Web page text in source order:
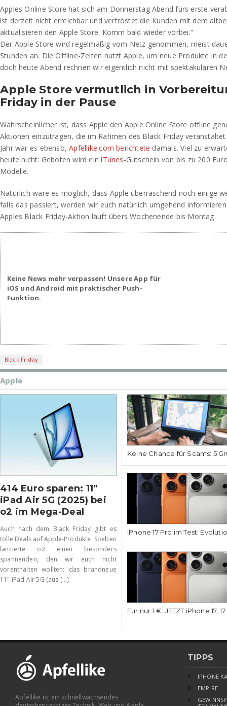
Apples Online Store hat sich am Donnerstag Abend fürs erste
ist derzeit nicht erreichbar und vertröstet die Kunden mit dem
aktualisieren den Apple Store. Komm bald wieder vorbei.“
Der Apple Store wird regelmäßig vom Netz genommen, meist
Stunden an. Die Offline-Zeiten nutzt Apple, um neue Produkte in
doch heute Abend rechnen wir eigentlich nicht mit spektakulären
Apple Store vermutlich in
Friday in der Pause
Wahrscheinlicher ist, dass Apple den Apple Online Store offline
Aktionen einzutragen, die im Rahmen des Black Friday
Jahr war es ebenso,Apfellike.com berichtete damals. Viel zu
heute nicht: Geboten wird einiTunes-Gutschein von bis zu 200
Modelle.
Natürlich wäre es möglich, dass Apple überraschend noch einige
falls das passiert, werden wir euch natürlich umgehend
Apples Black Friday-Aktion läuft übers Wochenende bis Montag.
Keine News mehr verpassen! Unsere App für
iOS und Android mit praktischer Push-
Funktion.
Black Friday
Apple
414 Euro sparen: 11″
iPad Air 5G (2025) bei
o2 im Mega-Deal
Auch nach dem Black Friday gibt es
tolle Deals auf Apple-Produkte. Soeben
lancierte o2 einen besonders
spannenden, den wir euch nicht
vorenthalten wollten: das brandneue
11" iPad Air 5G (aus [...]
Keine Chance für Scams: 5
iPhone 17 Pro im Test:
Für nur 1 €: JETZT iPhone 17,
Apfellike ist ein schnellwachsendes
TIPPS
IPHONE
EMPIRE